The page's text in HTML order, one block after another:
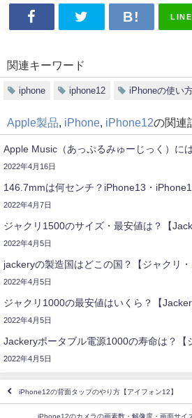
LINE
関連キーワード
iphone iphone12 iPhoneの使い
Apple製品 iPhone iPhone12の関連
Apple Music（あっぷるみゅーじっく）に
2022年4月16日
146.7mmは何センチ？iPhone13・
2022年4月7日
ジャクリ1500のサイズ・最安値は？【
2022年4月5日
jackeryの製造国はどこの国？【ジャクリ・
2022年4月5日
ジャクリ1000の最安値はいくら？【
2022年4月5日
Jackeryポータブル電源1000の寿命は？【
2022年4月5日
iPhone12の背面タップのやり方【アイフォン12】
iPhone12のカメラの画素数・解像度・画面サイ